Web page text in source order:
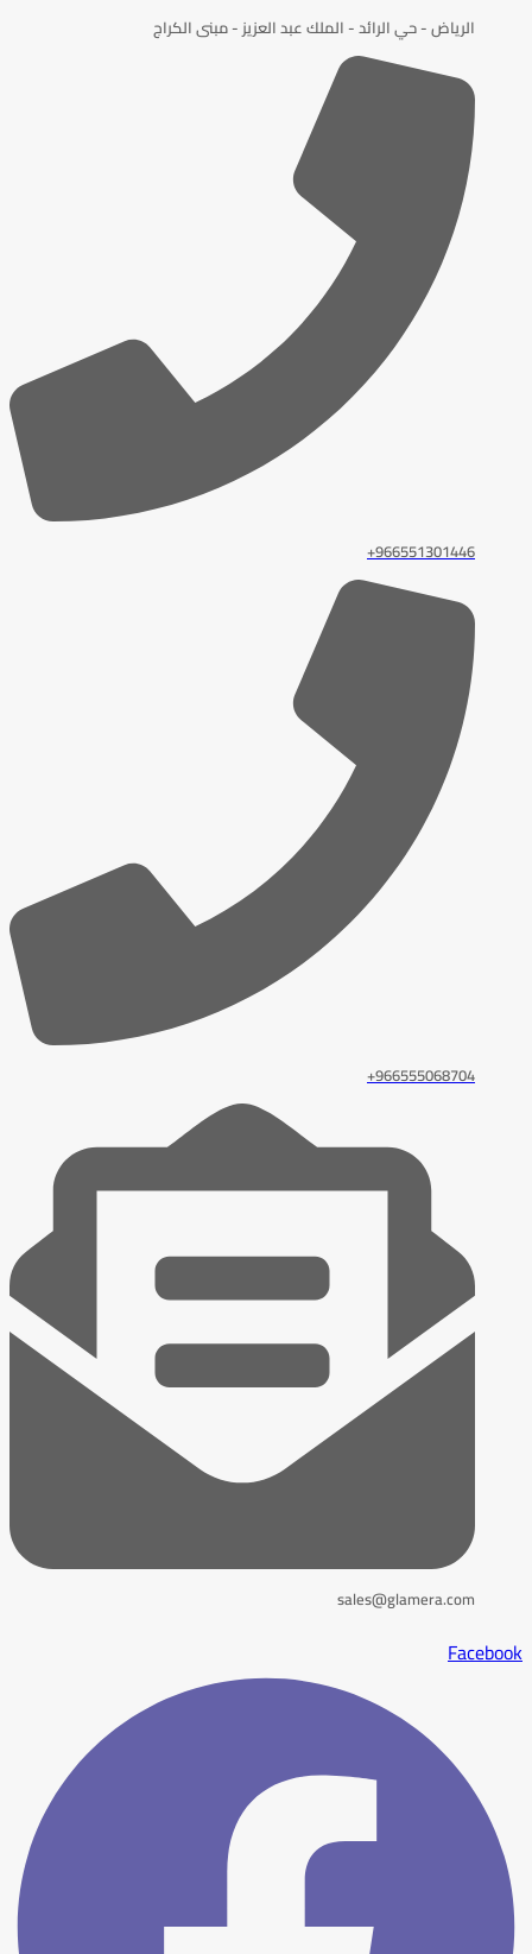
الرياض - حي الرائد - الملك عبد العزيز - مبنى الكراج
966551301446+
966555068704+
sales@glamera.com
Facebook